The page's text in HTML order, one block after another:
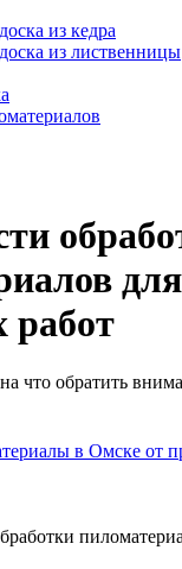
из кедра
из лиственницы
для
что обратить
в Омске от